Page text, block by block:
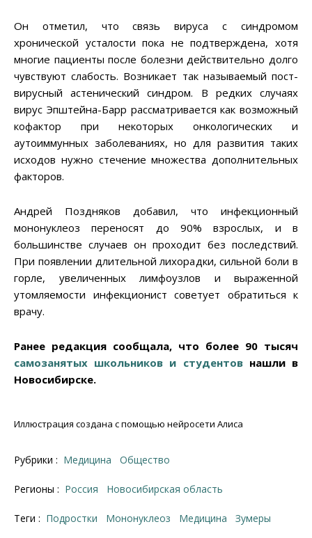
Он отметил, что связь вируса с синдромом
хронической усталости пока не подтверждена, хотя
многие пациенты после болезни действительно долго
чувствуют слабость. Возникает так называемый пост-
вирусный астенический синдром. В редких случаях
вирус Эпштейна-Барр рассматривается как возможный
кофактор при некоторых онкологических и
аутоиммунных заболеваниях, но для развития таких
исходов нужно стечение множества дополнительных
факторов.
Андрей Поздняков добавил, что инфекционный
мононуклеоз переносят до 90% взрослых, и в
большинстве случаев он проходит без последствий.
При появлении длительной лихорадки, сильной боли в
горле, увеличенных лимфоузлов и выраженной
утомляемости инфекционист советует обратиться к
врачу.
Ранее редакция сообщала, что более 90 тысяч
самозанятых школьников и студентовнашли в
Новосибирске.
Иллюстрация создана с помощью нейросети Алиса
Рубрики : Медицина Общество
Регионы : Россия Новосибирская область
Теги : подростки мононуклеоз медицина зумеры